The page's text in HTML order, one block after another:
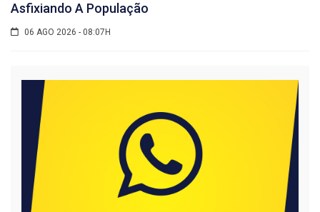
Asfixiando A População
06 AGO 2026 - 08:07H